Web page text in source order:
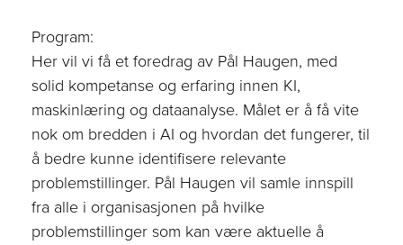
Program:
Her vil vi få et foredrag av Pål Haugen, med
solid kompetanse og erfaring innen KI,
maskinlæring og dataanalyse. Målet er å få vite
nok om bredden i AI og hvordan det fungerer, til
å bedre kunne identifisere relevante
problemstillinger. Pål Haugen vil samle innspill
fra alle i organisasjonen på hvilke
problemstillinger som kan være aktuelle å